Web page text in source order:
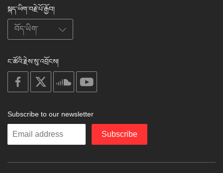
སྐད་ཡིག་བརྗེ་པོ་རྒྱོབ།
ང་ཚོའི་རྗེས་སུ་འབྲོངས།
on
facebook
soundcloud
Subscribe to our newsletter
Enter
Subscribe